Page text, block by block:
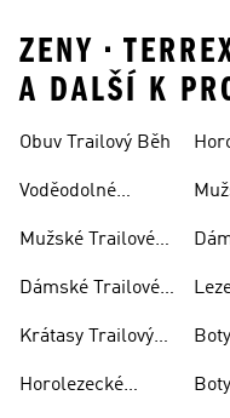
ZENY •
A DALŠÍ K
Obuv Trailový Běh
Voděodolné
Boty
Mužské Trailové
Dámské Trailové
Krátasy Trailový
Horolezecké